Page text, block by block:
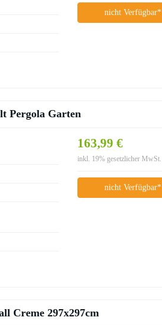
nicht Verfügbar*
Pergola Garten
163,99 €
inkl. 19% gesetzlicher MwSt.
nicht Verfügbar*
Creme 297x297cm